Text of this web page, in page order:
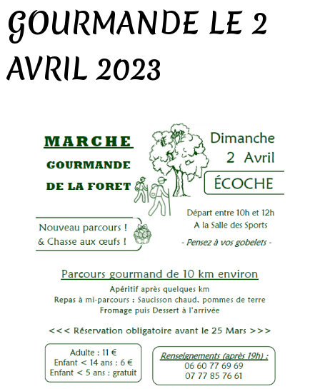
GOURMANDE LE 2
AVRIL 2023